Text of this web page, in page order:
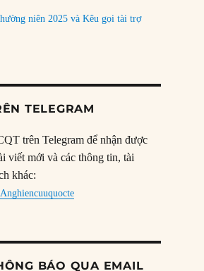
niên 2025 và Kêu gọi tài trợ
TELEGRAM
trên Telegram để nhận được
viết mới và các thông tin, tài
khác:
BÁO QUA EMAIL